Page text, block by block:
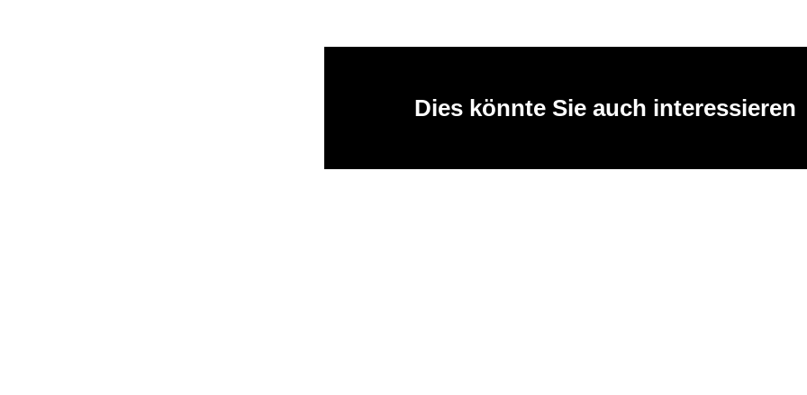
Dies könnte Sie auch interessieren